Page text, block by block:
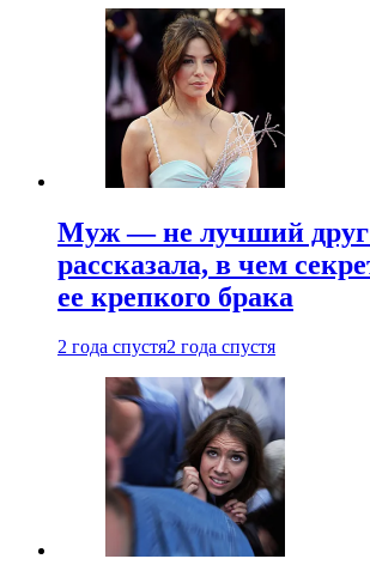
Муж — не лучший
рассказала, в чем
ее крепкого брака
2 года спустя2 года спустя